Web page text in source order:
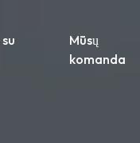
Mūsų
komanda